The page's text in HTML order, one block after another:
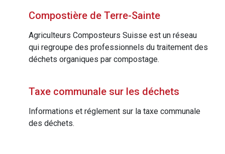
Compostière de Terre-Sainte
Agriculteurs Composteurs Suisse est un réseau
qui regroupe des professionnels du traitement des
déchets organiques par compostage.
Taxe communale sur les déchets
Informations et réglement sur la taxe communale
des déchets.